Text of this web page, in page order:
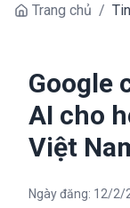
Trang chủ /
Google
AI cho
Việt
Ngày đăng: 12/2/